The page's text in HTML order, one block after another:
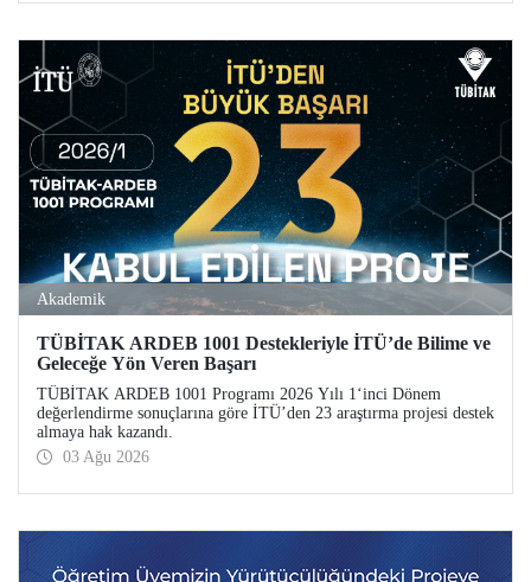
Akademik
TÜBİTAK ARDEB 1001 Destekleriyle İTÜ’de Bilime ve
Geleceğe Yön Veren Başarı
TÜBİTAK ARDEB 1001 Programı 2026 Yılı 1‘inci Dönem
değerlendirme sonuçlarına göre İTÜ’den 23 araştırma projesi destek
almaya hak kazandı.
03 Ağu 2026